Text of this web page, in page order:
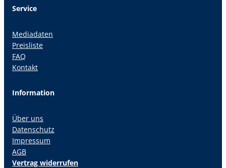
Service
Mediadaten
Preisliste
FAQ
Kontakt
Information
Über uns
Datenschutz
Impressum
AGB
Vertrag widerrufen